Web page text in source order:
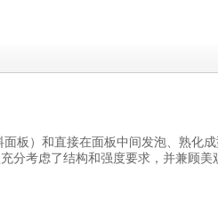
板）和直接在面板中间发泡、熟化
考虑了结构和强度要求，并兼顾美